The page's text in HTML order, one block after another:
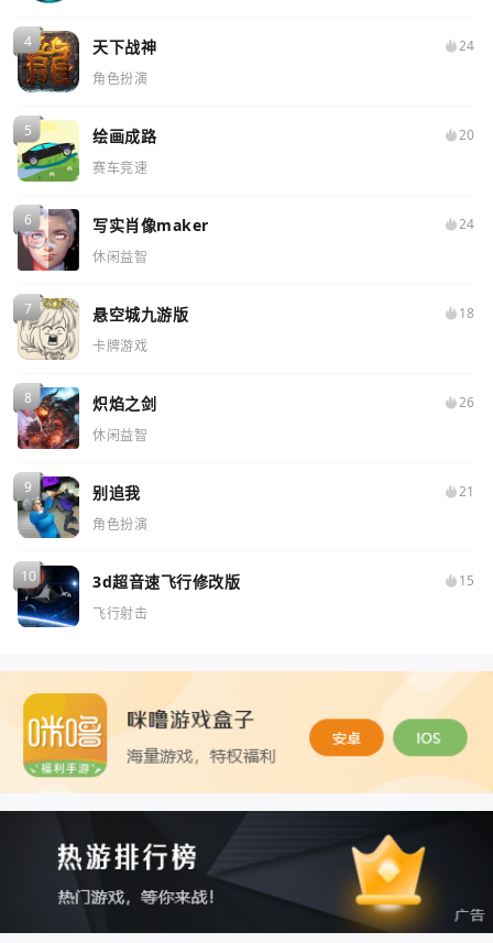
天下战神
24
角色扮演
绘画成路
20
赛车竞速
写实肖像maker
24
休闲益智
悬空城九游版
18
卡牌游戏
炽焰之剑
26
休闲益智
别追我
21
角色扮演
3d超音速飞行修改版
15
飞行射击